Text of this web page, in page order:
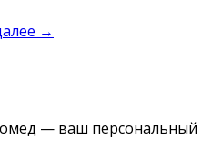
→
— ваш персональный